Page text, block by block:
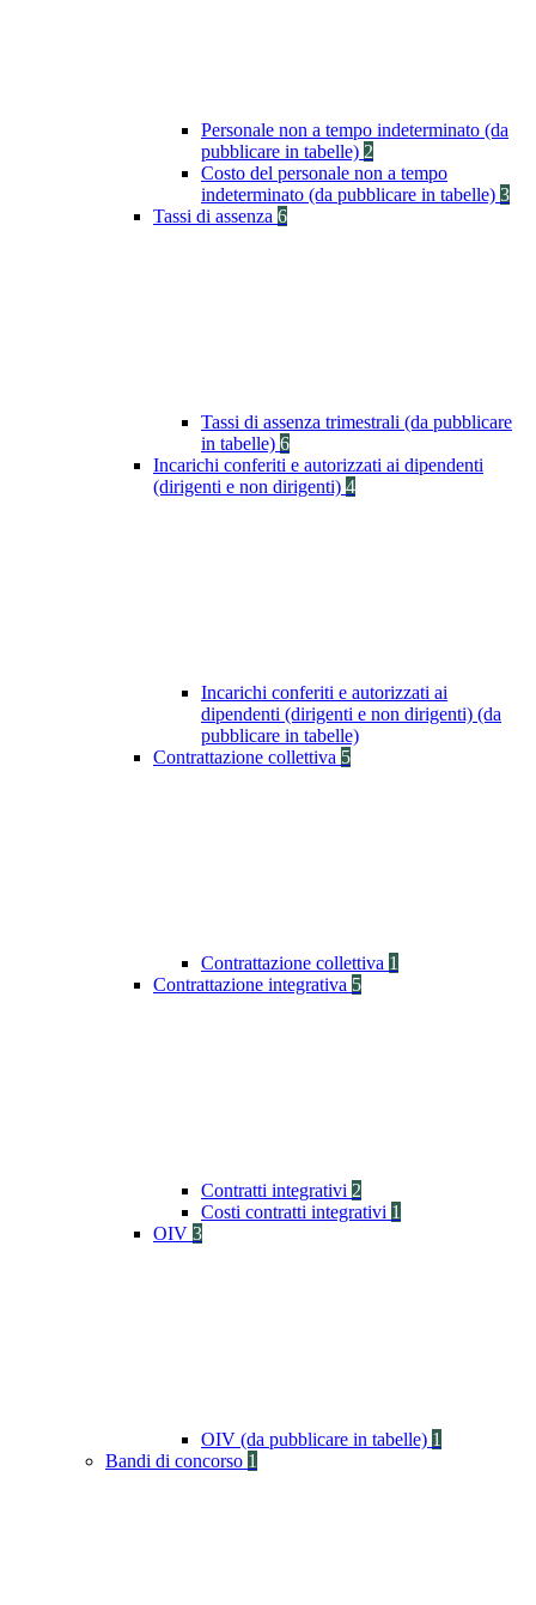
Personale non a tempo indeterminato (da
pubblicare in tabelle) 2
Costo del personale non a tempo
indeterminato (da pubblicare in tabelle) 3
Tassi di assenza 6
Tassi di assenza trimestrali (da pubblicare
in tabelle) 6
Incarichi conferiti e autorizzati ai dipendenti
(dirigenti e non dirigenti) 4
Incarichi conferiti e autorizzati ai
dipendenti (dirigenti e non dirigenti) (da
pubblicare in tabelle)
Contrattazione collettiva 5
Contrattazione collettiva 1
Contrattazione integrativa 5
Contratti integrativi 2
Costi contratti integrativi 1
OIV 3
OIV (da pubblicare in tabelle) 1
Bandi di concorso 1